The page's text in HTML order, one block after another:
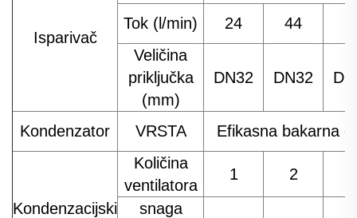
Isparivač
Tok (l/min) 24 44
Veličina
priključka
(mm)
DN32 DN32
Kondenzator VRSTA Efikasna bakarna
Kondenzacijski
Količina
ventilatora
1 2
snaga